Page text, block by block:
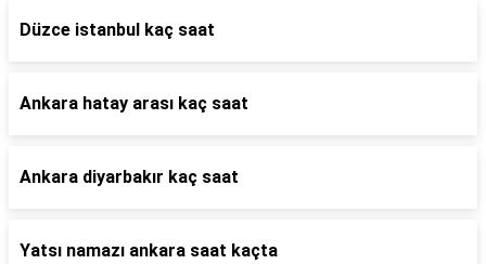
Düzce istanbul kaç saat
Ankara hatay arası kaç saat
Ankara diyarbakır kaç saat
Yatsı namazı ankara saat kaçta